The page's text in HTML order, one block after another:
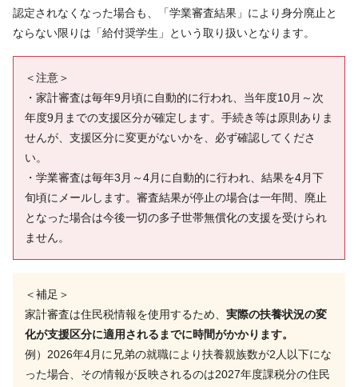
認定されなくなった場合も、「学業審査結果」により身分廃止と
ならない限りは「給付奨学生」という取り扱いとなります。
＜注意＞
・家計審査は毎年9月頃に自動的に行われ、当年度10月～次
年度9月までの支援区分が確定します。手続き等は原則ありま
せんが、支援区分に変更がないかを、必ず確認してくださ
い。
・学業審査は毎年3月～4月に自動的に行われ、結果を4月下
旬頃にメールします。審査結果が停止の場合は一年間、廃止
となった場合は今後一切の多子世帯無償化の支援を受けられ
ません。
＜補足＞
家計審査は住民税情報を使用するため、 実際の扶養状況の変
化が支援区分に適用されるまでに時間がかかります。
例）2026年4月に兄弟の就職により扶養親族数が2人以下にな
った場合、その情報が反映されるのは2027年度課税分の住民